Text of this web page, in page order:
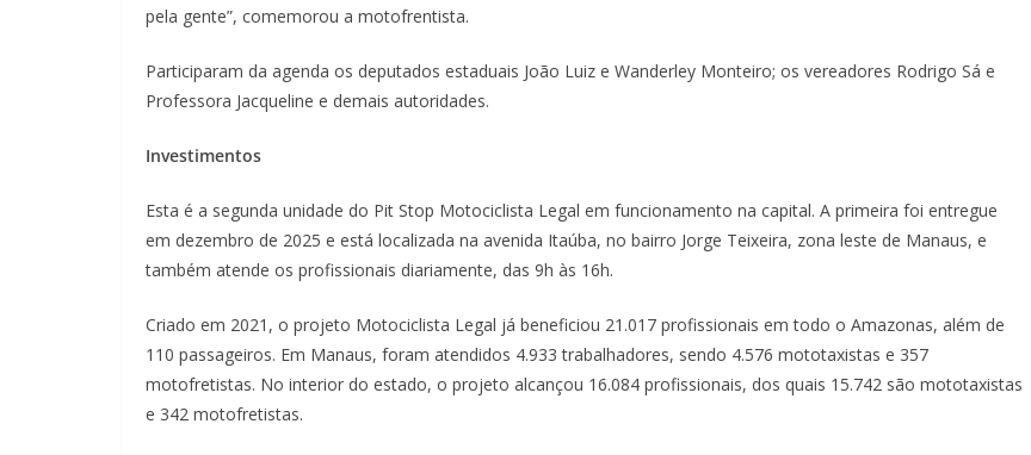
pela gente”, comemorou a motofrentista.
Participaram da agenda os deputados estaduais João Luiz e Wanderley Monteiro; os vereadores Rodrigo Sá e
Professora Jacqueline e demais autoridades.
Investimentos
Esta é a segunda unidade do Pit Stop Motociclista Legal em funcionamento na capital. A primeira foi entregue
em dezembro de 2025 e está localizada na avenida Itaúba, no bairro Jorge Teixeira, zona leste de Manaus, e
também atende os profissionais diariamente, das 9h às 16h.
Criado em 2021, o projeto Motociclista Legal já beneficiou 21.017 profissionais em todo o Amazonas, além de
110 passageiros. Em Manaus, foram atendidos 4.933 trabalhadores, sendo 4.576 mototaxistas e 357
motofretistas. No interior do estado, o projeto alcançou 16.084 profissionais, dos quais 15.742 são mototaxistas
e 342 motofretistas.